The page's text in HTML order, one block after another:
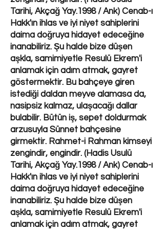
Tarihi, Akçağ Yay.1998 / Ank) Cenab-ı
Hakk'ın ihlas ve iyi niyet sahiplerini
daima doğruya hidayet edeceğine
inanabiliriz. Şu halde bize düşen
aşkla, samimiyetle Resulü Ekrem'i
anlamak için adım atmak, gayret
göstermektir. Bu bahçeye giren
istediği daldan meyve alamasa da,
nasipsiz kalmaz, ulaşacağı dallar
bulabilir. Bütün iş, sepet doldurmak
arzusuyla Sünnet bahçesine
girmektir. Rahmet-i Rahman kimseyi
zengindir, engindir. (Hadis Usulü
Tarihi, Akçağ Yay.1998 / Ank) Cenab-ı
Hakk'ın ihlas ve iyi niyet sahiplerini
daima doğruya hidayet edeceğine
inanabiliriz. Şu halde bize düşen
aşkla, samimiyetle Resulü Ekrem'i
anlamak için adım atmak, gayret